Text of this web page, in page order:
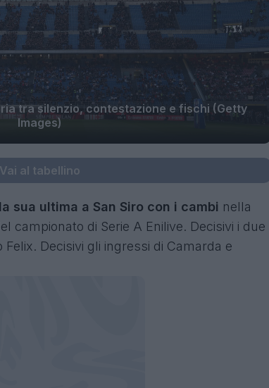
tra silenzio, contestazione e fischi (Getty
Images)
Vai al tabellino
sua ultima a San Siro con i cambi nella
campionato di Serie A Enilive. Decisivi i due
Decisivi gli ingressi di Camarda e